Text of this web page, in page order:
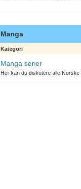
Manga
Kategori
Manga serier
Her kan du diskutere alle Norske